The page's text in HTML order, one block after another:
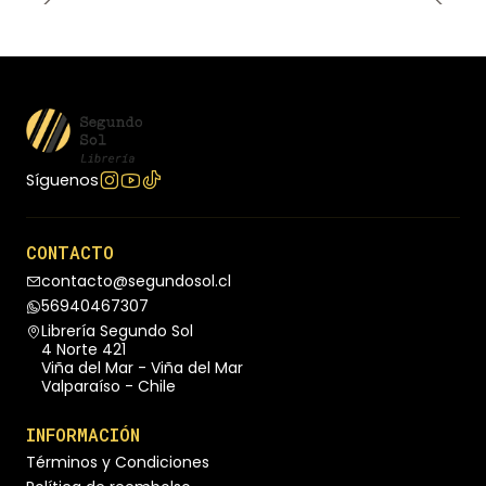
Síguenos
CONTACTO
contacto@segundosol.cl
56940467307
Librería Segundo Sol
4 Norte 421
Viña del Mar - Viña del Mar
Valparaíso - Chile
INFORMACIÓN
Términos y Condiciones